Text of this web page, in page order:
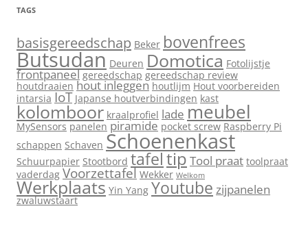
TAGS
basisgereedschap Beker bovenfrees
Butsudan Deuren Domotica Fotolijstje
frontpaneel gereedschap gereedschap review
houtdraaien hout inleggen houtlijm Hout voorbereiden
intarsia IoT Japanse houtverbindingen kast
kolomboor kraalprofiel lade meubel
MySensors panelen piramide pocket screw Raspberry Pi
schappen Schaven Schoenenkast
Schuurpapier Stootbord tafeltipTool praat toolpraat
vaderdag Voorzettafel Wekker Welkom
Werkplaats Yin Yang Youtube zijpanelen
zwaluwstaart